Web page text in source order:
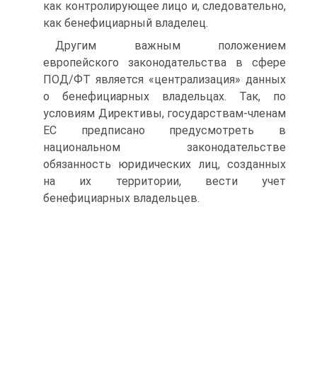
как контролирующее лицо и, следовательно,
как бенефициарный владелец.
Другим важным положением
европейского законодательства в сфере
ПОД/ФТ является «централизация» данных
о бенефициарных владельцах. Так, по
условиям Директивы, государствам-членам
ЕС предписано предусмотреть в
национальном законодательстве
обязанность юридических лиц, созданных
на их территории, вести учет
бенефициарных владельцев.